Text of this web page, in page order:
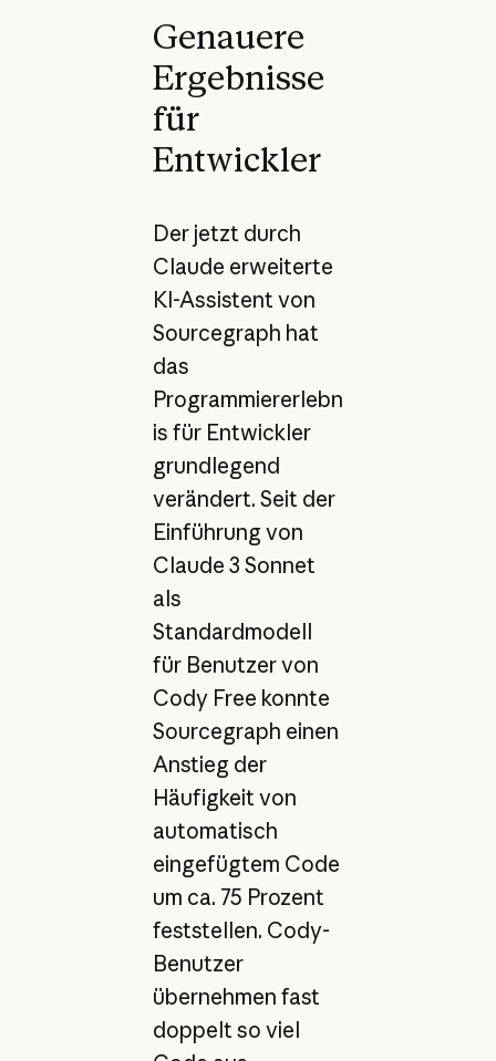
Genauere
Ergebnisse
für
Entwickler
Der jetzt durch
Claude erweiterte
KI-Assistent von
Sourcegraph hat
das
Programmiererlebn
is für Entwickler
grundlegend
verändert. Seit der
Einführung von
Claude 3 Sonnet
als
Standardmodell
für Benutzer von
Cody Free konnte
Sourcegraph einen
Anstieg der
Häufigkeit von
automatisch
eingefügtem Code
um ca. 75 Prozent
feststellen. Cody-
Benutzer
übernehmen fast
doppelt so viel